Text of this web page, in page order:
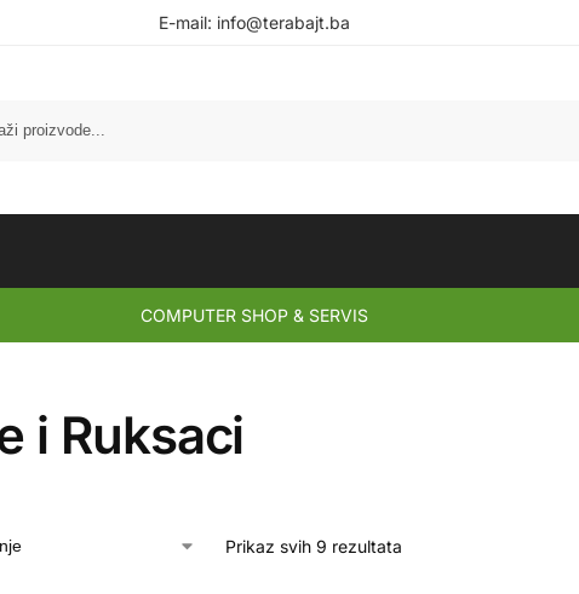
E-mail: info@terabajt.ba
COMPUTER SHOP & SERVIS
i Ruksaci
Prikaz svih 9 rezultata